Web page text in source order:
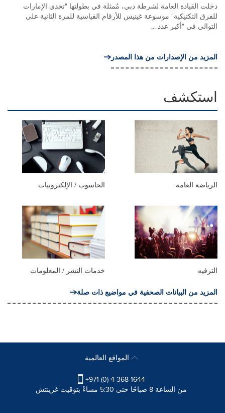
دخلت القيادة العامة لشرطة دبي، مُمثلة في بطولتها "تحدي الإمارات
للفرق التكتيكية" موسوعة غينيس للأرقام القياسية للمرة الثانية على
التوالي في "أكبر عدد ...
المزيد من الإصدارات من هذا المصدر
استكشف
الرياضة العامة الحاسوب / الإلكترونيات
الترفيه خدمات النشر / المعلومات
المزيد من البيانات الصحفية في مواضيع ذات صلة
+971 (0) 4 368 1644
من الساعة 8 صباحًا حتى 5:30 مساءً بتوقيت غرينتش